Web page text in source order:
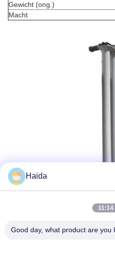
Gewicht (ong.)
Macht
Haida
11:14
Good day, what product are you